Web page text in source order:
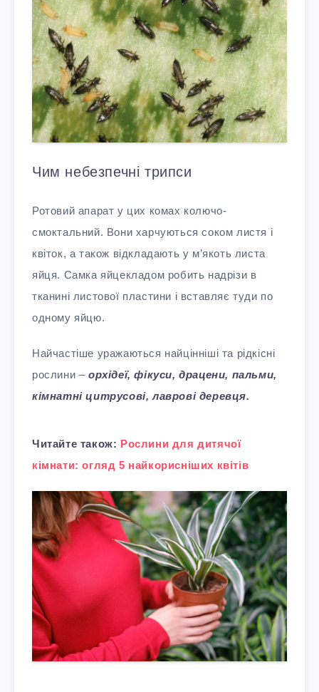
Чим небезпечні трипси
Ротовий апарат у цих комах колючо-
смоктальний. Вони харчуються соком листя і
квіток, а також відкладають у м’якоть листа
яйця. Самка яйцекладом робить надрізи в
тканині листової пластини і вставляє туди по
одному яйцю.
Найчастіше уражаються найцінніші та рідкісні
рослини – орхідеї, фікуси, драцени, пальми,
кімнатні цитрусові, лаврові деревця.
Читайте також: Рослини для дитячої
кімнати: огляд 5 найкорисніших квітів